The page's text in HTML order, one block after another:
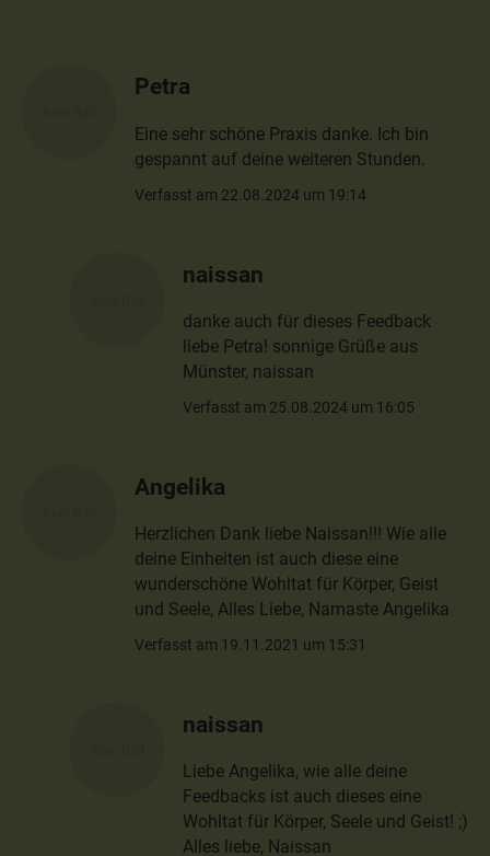
Petra
Eine sehr schöne Praxis danke. Ich bin
gespannt auf deine weiteren Stunden.
Verfasst am 22.08.2024 um 19:14
naissan
danke auch für dieses Feedback
liebe Petra! sonnige Grüße aus
Münster, naissan
Verfasst am 25.08.2024 um 16:05
Angelika
Herzlichen Dank liebe Naissan!!! Wie alle
deine Einheiten ist auch diese eine
wunderschöne Wohltat für Körper, Geist
und Seele, Alles Liebe, Namaste Angelika
Verfasst am 19.11.2021 um 15:31
naissan
Liebe Angelika, wie alle deine
Feedbacks ist auch dieses eine
Wohltat für Körper, Seele und Geist! ;)
Alles liebe, Naissan